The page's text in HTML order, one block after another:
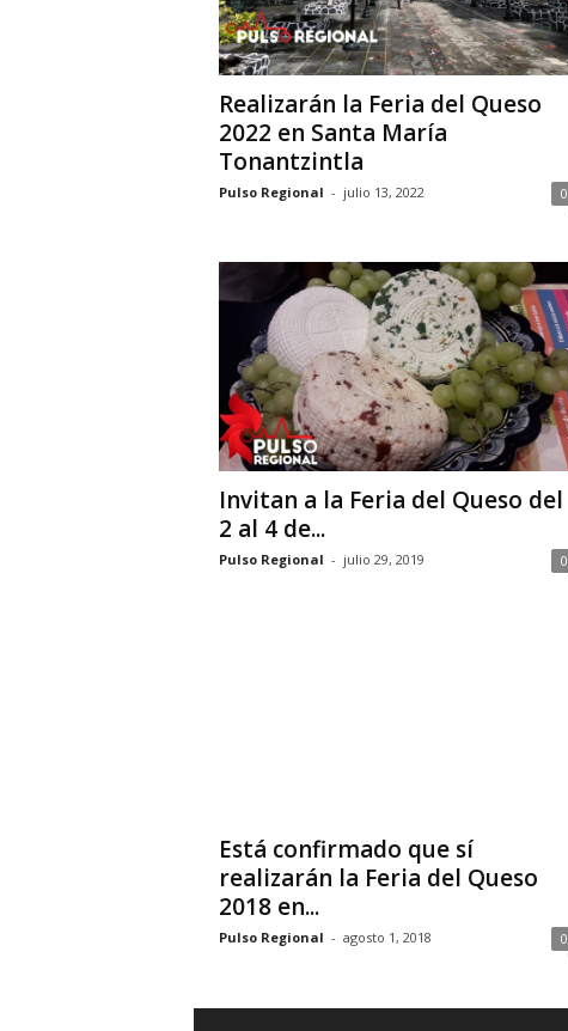
Realizarán la Feria del Queso
2022 en Santa María
Tonantzintla
Pulso Regional - julio 13, 2022 0
Invitan a la Feria del Queso del
2 al 4 de...
Pulso Regional - julio 29, 2019 0
Está confirmado que sí
realizarán la Feria del Queso
2018 en...
Pulso Regional - agosto 1, 2018 0